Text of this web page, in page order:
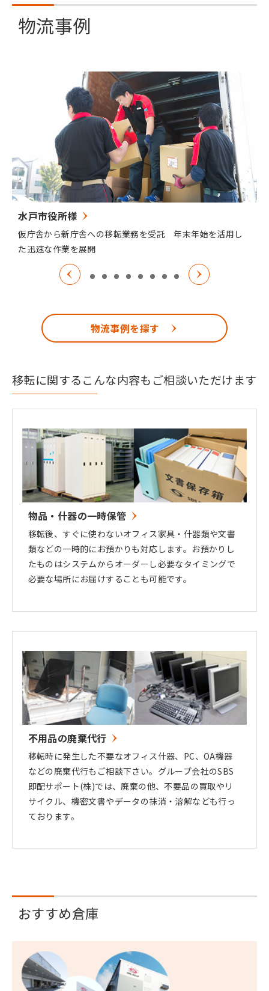
物流事例
水戸市役所様
仮庁舎から新庁舎への移転業務を受託 年末年始を活用し
た迅速な作業を展開
物流事例を探す
移転に関するこんな内容もご相談いただけます
物品・什器の一時保管
移転後、すぐに使わないオフィス家具・什器類や文書
類などの一時的にお預かりも対応します。お預かりし
たものはシステムからオーダーし必要なタイミングで
必要な場所にお届けすることも可能です。
不用品の廃棄代行
移転時に発生した不要なオフィス什器、PC、OA機器
などの廃棄代行もご相談下さい。グループ会社のSBS
即配サポート(株)では、廃棄の他、不要品の買取やリ
サイクル、機密文書やデータの抹消・溶解なども行っ
ております。
おすすめ倉庫